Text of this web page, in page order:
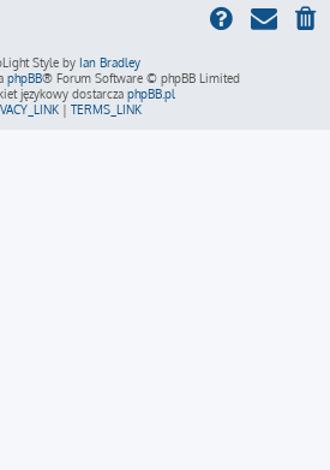
Style by Ian Bradley
phpBB® Forum Software © phpBB Limited
językowy dostarcza phpBB.pl
| TERMS_LINK